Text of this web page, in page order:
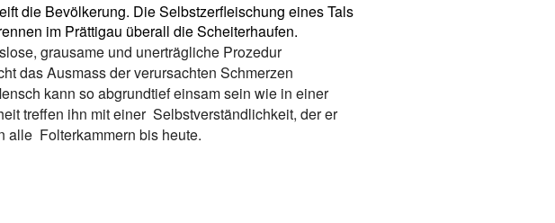
die Bevölkerung. Die Selbstzerfleischung eines Tals
im Prättigau überall die Scheiterhaufen.
grausame und unerträgliche Prozedur
das Ausmass der verursachten Schmerzen
kann so abgrundtief einsam sein wie in einer
treffen ihn mit einer Selbstverständlichkeit, der er
alle Folterkammern bis heute.